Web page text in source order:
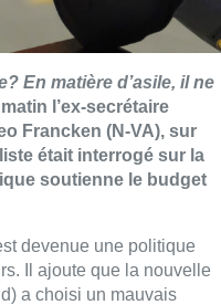
En matière d’asile, il ne
l’ex-secrétaire
Francken (N-VA), sur
était interrogé sur la
soutienne le budget
devenue une politique
Il ajoute que la nouvelle
a choisi un mauvais